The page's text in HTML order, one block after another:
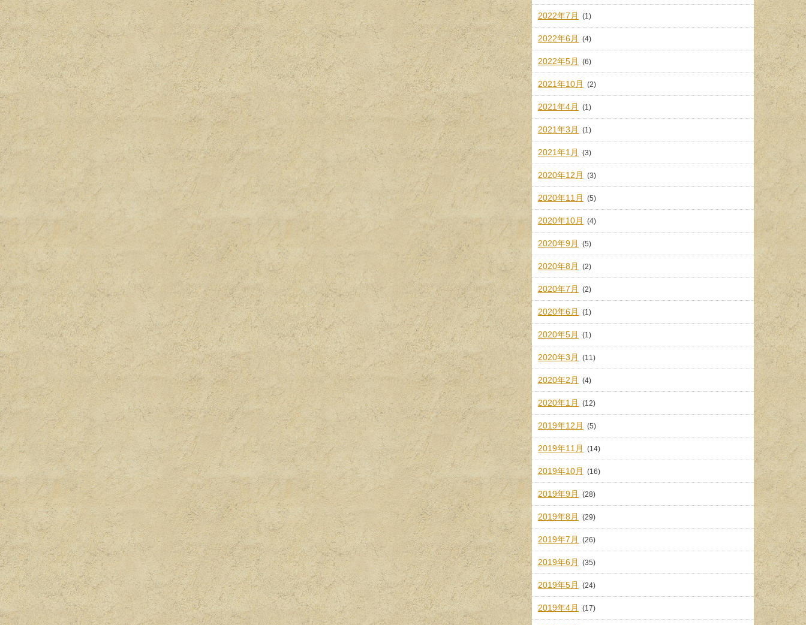
2022年7月 (1)
2022年6月 (4)
2022年5月 (6)
2021年10月 (2)
2021年4月 (1)
2021年3月 (1)
2021年1月 (3)
2020年12月 (3)
2020年11月 (5)
2020年10月 (4)
2020年9月 (5)
2020年8月 (2)
2020年7月 (2)
2020年6月 (1)
2020年5月 (1)
2020年3月 (11)
2020年2月 (4)
2020年1月 (12)
2019年12月 (5)
2019年11月 (14)
2019年10月 (16)
2019年9月 (28)
2019年8月 (29)
2019年7月 (26)
2019年6月 (35)
2019年5月 (24)
2019年4月 (17)